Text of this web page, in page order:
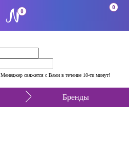
Менеджер свяжется с Вами в течение 10-ти минут!
0
0
Бренды